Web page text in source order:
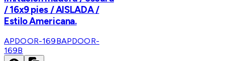
/ 16x9 pies / AISLADA /
Estilo Americana.
APDOOR-169BAPDOOR-
169B